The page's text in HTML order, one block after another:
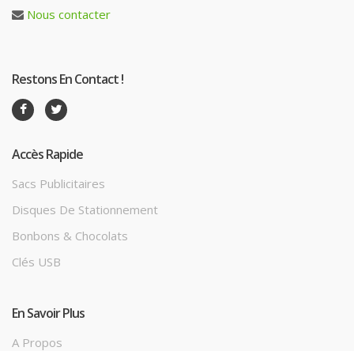
Nous contacter
Restons En Contact !
Accès Rapide
Sacs Publicitaires
Disques De Stationnement
Bonbons & Chocolats
Clés USB
En Savoir Plus
A Propos